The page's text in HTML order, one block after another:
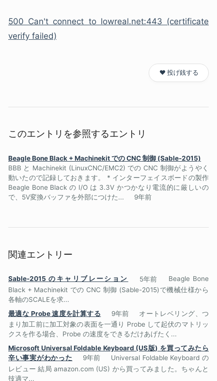
500 Can't connect to lowreal.net:443 (certificate
verify failed)
❤️ 投げ銭する
このエントリを参照するエントリ
Beagle Bone Black + Machinekit での CNC 制御 (Sable-2015)
BBB と Machinekit (LinuxCNC/EMC2) での CNC 制御がようやく
動いたので記録しておきます。 * インターフェイスボードの製作
Beagle Bone Black の I/O は 3.3V かつかなり電流的に厳しいの
で、5V変換バッファを外部につけた...
9年前
関連エントリー
Sable-2015 のキャリブレーション 5年前
Beagle Bone
Black + Machinekit での CNC 制御 (Sable-2015)で機械仕様から
各軸のSCALEを求...
最適な Probe 速度を計算する
9年前
オートレベリング、つ
まり加工前に加工対象の表面を一通り Probe して起伏のマトリッ
クスを作る場合、Probe の速度をできるだけあげたく...
Microsoft Universal Foldable Keyboard (US版) を買ってみたら
辛い事実がわかった
9年前
Universal Foldable Keyboard の
レビュー 結局 amazon.com (US) から買ってみました。ちゃんと
技適マ...